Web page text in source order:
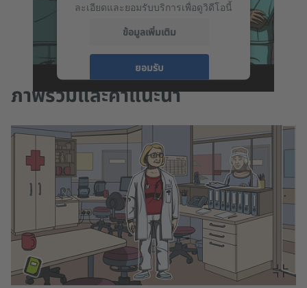
ละเอียดและยอมรับบริการเพื่อดูวิดีโอนี้
ข้อมูลเพิ่มเติม
ยอมรับ
ภาพรวมและคำแนะนำ